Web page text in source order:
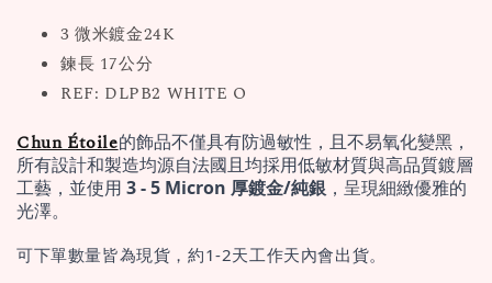
3 微米鍍金24K
鍊長 17公分
REF: DLPB2 WHITE O
Chun Étoile的飾品不僅具有防過敏性，且不易氧化變黑，
所有設計和製造均源自法國且均採用低敏材質與高品質鍍層
工藝，並使用 3 - 5 Micron 厚鍍金/純銀 ，呈現細緻優雅的
光澤。
可下單數量皆為現貨，約1-2天工作天內會出貨。